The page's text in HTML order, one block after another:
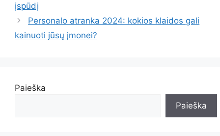
įspūdį
Personalo atranka 2024: kokios klaidos gali
kainuoti jūsų įmonei?
Paieška
Paieška